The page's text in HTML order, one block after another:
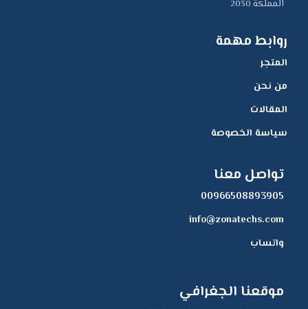
المملكة 2030
روابط مهمة
المتجر
من نحن
المقالات
سياسة الخصوصة
تواصل معنا
00966508893905
info@zonatechs.com
واتساب
موقعنا الجغرافي